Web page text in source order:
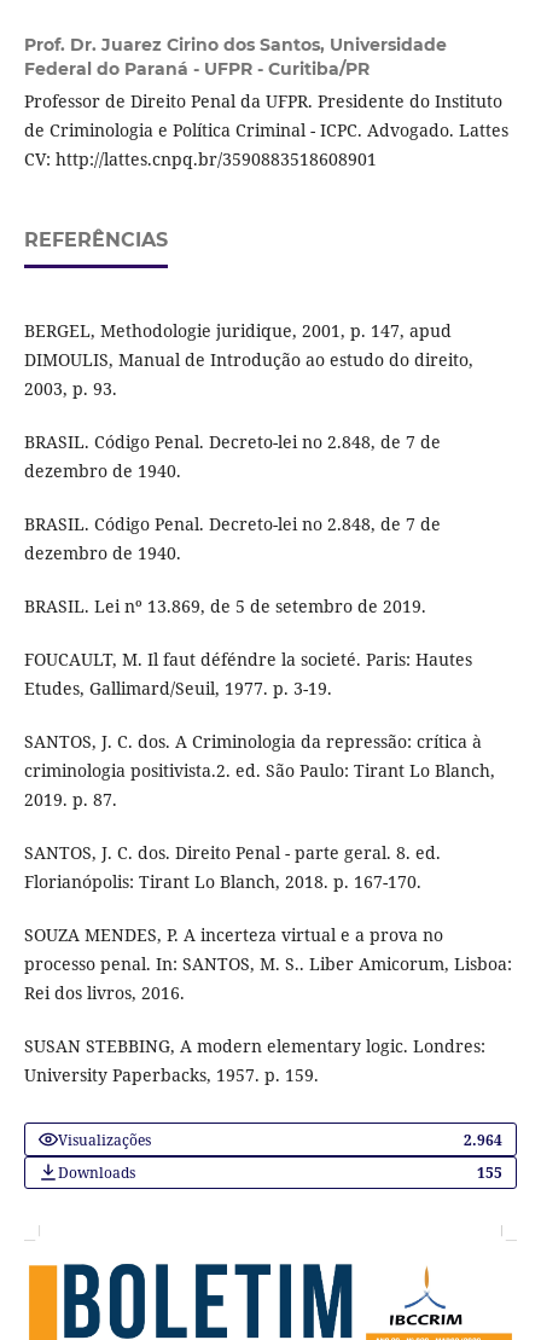
Prof. Dr. Juarez Cirino dos Santos, Universidade
Federal do Paraná - UFPR - Curitiba/PR
Professor de Direito Penal da UFPR. Presidente do Instituto
de Criminologia e Política Criminal - ICPC. Advogado. Lattes
CV: http://lattes.cnpq.br/3590883518608901
REFERÊNCIAS
BERGEL, Methodologie juridique, 2001, p. 147, apud
DIMOULIS, Manual de Introdução ao estudo do direito,
2003, p. 93.
BRASIL. Código Penal. Decreto-lei no 2.848, de 7 de
dezembro de 1940.
BRASIL. Código Penal. Decreto-lei no 2.848, de 7 de
dezembro de 1940.
BRASIL. Lei nº 13.869, de 5 de setembro de 2019.
FOUCAULT, M. Il faut déféndre la societé. Paris: Hautes
Etudes, Gallimard/Seuil, 1977. p. 3-19.
SANTOS, J. C. dos. A Criminologia da repressão: crítica à
criminologia positivista.2. ed. São Paulo: Tirant Lo Blanch,
2019. p. 87.
SANTOS, J. C. dos. Direito Penal - parte geral. 8. ed.
Florianópolis: Tirant Lo Blanch, 2018. p. 167-170.
SOUZA MENDES, P. A incerteza virtual e a prova no
processo penal. In: SANTOS, M. S.. Liber Amicorum, Lisboa:
Rei dos livros, 2016.
SUSAN STEBBING, A modern elementary logic. Londres:
University Paperbacks, 1957. p. 159.
Visualizações
2.964
Downloads
155